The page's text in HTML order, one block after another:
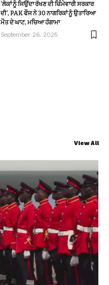
‘ਲੋਕਾਂ ਨੂੰ ਜਿਉਂਦਾ ਰੱਖਣ ਦੀ ਜ਼ਿੰਮੇਵਾਰੀ ਸਰਕਾਰ
ਦੀ’, PAK ਫੌਜ ਨੇ 30 ਨਾਗਰਿਕਾਂ ਨੂੰ ਉਤਾਰਿਆ
ਮੌਤ ਦੇ ਘਾਟ, ਮਚਿਆ ਹੰਗਾਮਾ
September 26, 2025
View All